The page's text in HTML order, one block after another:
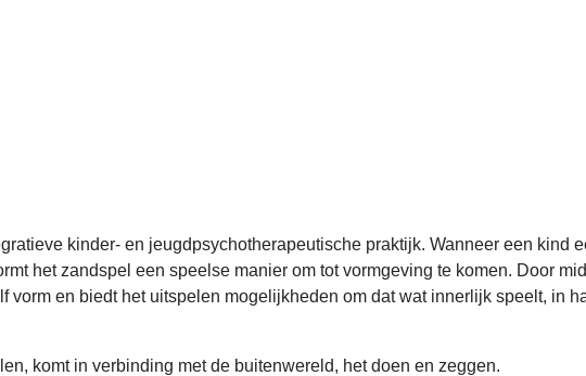
kinder- en jeugdpsychotherapeutische praktijk. Wanneer een kind
het zandspel een speelse manier om tot vormgeving te komen. Door
vorm en biedt het uitspelen mogelijkheden om dat wat innerlijk speelt, in
komt in verbinding met de buitenwereld, het doen en zeggen.